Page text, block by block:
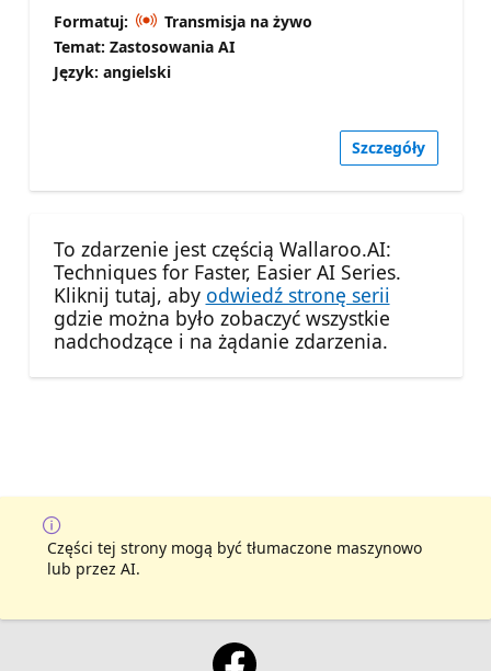
Formatuj:
Transmisja na żywo
Temat: Zastosowania AI
Język: angielski
Szczegóły
To zdarzenie jest częścią Wallaroo.AI:
Techniques for Faster, Easier AI Series.
Kliknij tutaj, aby odwiedź stronę serii
gdzie można było zobaczyć wszystkie
nadchodzące i na żądanie zdarzenia.
Części tej strony mogą być tłumaczone maszynowo
lub przez AI.